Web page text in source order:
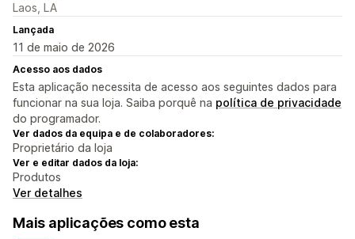
Laos, LA
Lançada
11 de maio de 2026
Acesso aos dados
Esta aplicação necessita de acesso aos seguintes dados para
funcionar na sua loja. Saiba porquê na política de privacidade
do programador.
Ver dados da equipa e de colaboradores:
Proprietário da loja
Ver e editar dados da loja:
Produtos
Ver detalhes
Mais aplicações como esta